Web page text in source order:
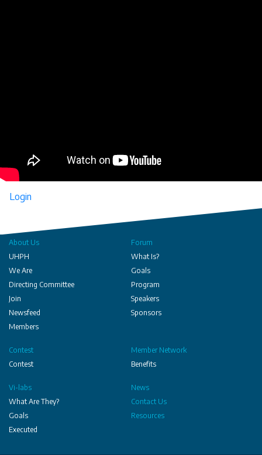
Login
About Us
UHPH
We Are
Directing Committee
Join
Newsfeed
Members
Forum
What Is?
Goals
Program
Speakers
Sponsors
Contest
Contest
Member Network
Benefits
Vi-labs
What Are They?
Goals
Executed
News
Contact Us
Resources